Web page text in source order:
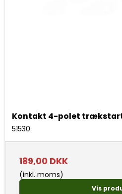
Kontakt 4-polet
51530
189,00 DKK
(inkl. moms)
Vis